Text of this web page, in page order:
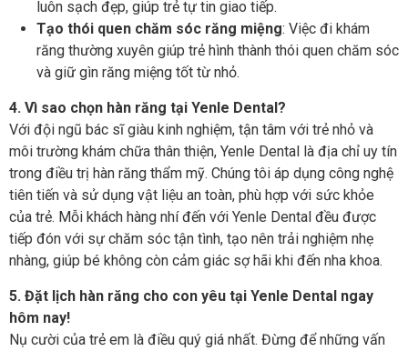
luôn sạch đẹp, giúp trẻ tự tin giao tiếp.
Tạo thói quen chăm sóc răng miệng: Việc đi khám
răng thường xuyên giúp trẻ hình thành thói quen chăm sóc
và giữ gìn răng miệng tốt từ nhỏ.
4. Vì sao chọn hàn răng tại Yenle Dental?
Với đội ngũ bác sĩ giàu kinh nghiệm, tận tâm với trẻ nhỏ và
môi trường khám chữa thân thiện, Yenle Dental là địa chỉ uy tín
trong điều trị hàn răng thẩm mỹ. Chúng tôi áp dụng công nghệ
tiên tiến và sử dụng vật liệu an toàn, phù hợp với sức khỏe
của trẻ. Mỗi khách hàng nhí đến với Yenle Dental đều được
tiếp đón với sự chăm sóc tận tình, tạo nên trải nghiệm nhẹ
nhàng, giúp bé không còn cảm giác sợ hãi khi đến nha khoa.
5. Đặt lịch hàn răng cho con yêu tại Yenle Dental ngay
hôm nay!
Nụ cười của trẻ em là điều quý giá nhất. Đừng để những vấn